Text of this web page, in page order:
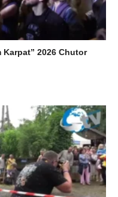
Karpat” 2026 Chutor